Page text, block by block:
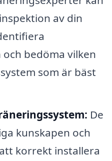
av din
bedöma vilken
som är bäst
De
kunskapen och
korrekt installera